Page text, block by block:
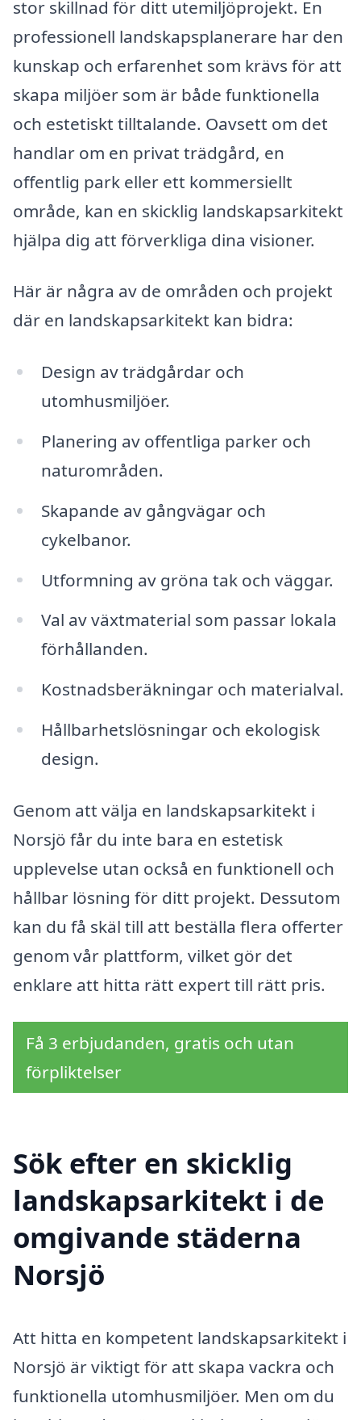
stor skillnad för ditt utemiljöprojekt. En
professionell landskapsplanerare har den
kunskap och erfarenhet som krävs för att
skapa miljöer som är både funktionella
och estetiskt tilltalande. Oavsett om det
handlar om en privat trädgård, en
offentlig park eller ett kommersiellt
område, kan en skicklig landskapsarkitekt
hjälpa dig att förverkliga dina visioner.
Här är några av de områden och projekt
där en landskapsarkitekt kan bidra:
Design av trädgårdar och
utomhusmiljöer.
Planering av offentliga parker och
naturområden.
Skapande av gångvägar och
cykelbanor.
Utformning av gröna tak och väggar.
Val av växtmaterial som passar lokala
förhållanden.
Kostnadsberäkningar och materialval.
Hållbarhetslösningar och ekologisk
design.
Genom att välja en landskapsarkitekt i
Norsjö får du inte bara en estetisk
upplevelse utan också en funktionell och
hållbar lösning för ditt projekt. Dessutom
kan du få skäl till att beställa flera offerter
genom vår plattform, vilket gör det
enklare att hitta rätt expert till rätt pris.
Få 3 erbjudanden, gratis och utan
förpliktelser
Sök efter en skicklig
landskapsarkitekt i de
omgivande städerna
Norsjö
Att hitta en kompetent landskapsarkitekt i
Norsjö är viktigt för att skapa vackra och
funktionella utomhusmiljöer. Men om du